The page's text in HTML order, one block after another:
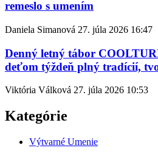
remeslo s umením
Daniela Simanová 27. júla 2026 16:47
Denný letný tábor
deťom týždeň plný tradícií,
Viktória Válková 27. júla 2026 10:53
Kategórie
Výtvarné Umenie